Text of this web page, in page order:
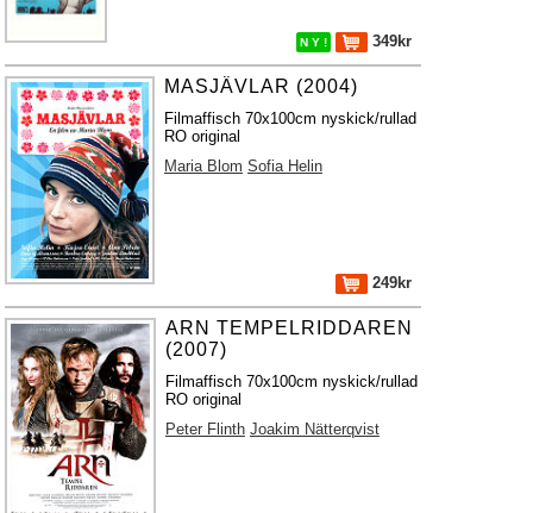
N Y ! 349kr
MASJÄVLAR (2004)
Filmaffisch 70x100cm nyskick/rullad
RO original
Maria Blom Sofia Helin
249kr
ARN TEMPELRIDDAREN
(2007)
Filmaffisch 70x100cm nyskick/rullad
RO original
Peter Flinth Joakim Nätterqvist